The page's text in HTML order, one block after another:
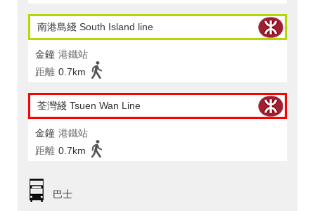
南港島綫 South Island line
金鐘 港鐵站
距離 0.7km
荃灣綫 Tsuen Wan Line
金鐘 港鐵站
距離 0.7km
巴士